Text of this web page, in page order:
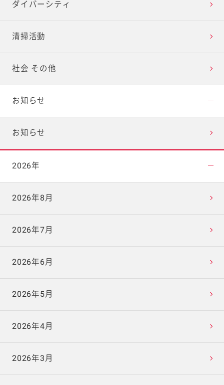
ダイバーシティ
清掃活動
社会 その他
お知らせ
お知らせ
2026年
2026年8月
2026年7月
2026年6月
2026年5月
2026年4月
2026年3月